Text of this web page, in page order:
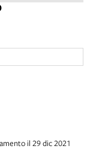
il 29 dic 2021